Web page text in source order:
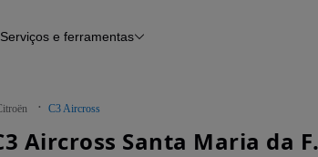
Histórico do veículo
Serviços e ferramentas
C3 Aircross
Citroën C3